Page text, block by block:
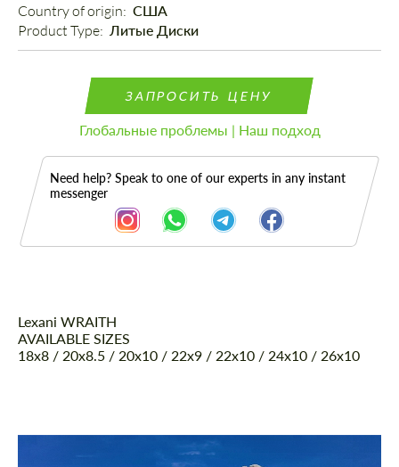
Country of origin: США
Product Type: Литые Диски
ЗАПРОСИТЬ ЦЕНУ
Глобальные проблемы | Наш подход
Need help? Speak to one of our experts in any instant
messenger
Описание
Lexani WRAITH
AVAILABLE SIZES
18x8 / 20x8.5 / 20x10 / 22x9 / 22x10 / 24x10 / 26x10